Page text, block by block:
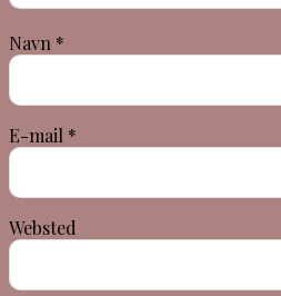
Navn *
E-mail *
Websted